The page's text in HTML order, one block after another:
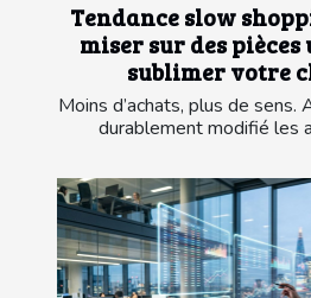
Tendance slow
miser sur des
sublimer votre
Moins d’achats, plus de sens.
durablement modifié les